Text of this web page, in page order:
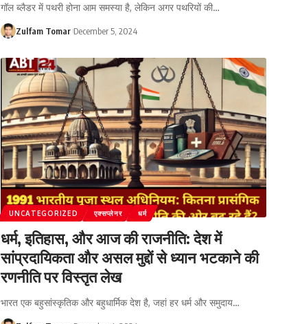
गॉल ब्लैडर में पथरी होना आम समस्या है, लेकिन अगर पथरियों की…
Zulfam Tomar December 5, 2024
UNCATEGORIZED एक्सप्लेनर धर्म
धर्म, इतिहास, और आज की राजनीति: देश में
सांप्रदायिकता और असल मुद्दों से ध्यान भटकाने की
रणनीति पर विस्तृत लेख
भारत एक बहुसांस्कृतिक और बहुधार्मिक देश है, जहां हर धर्म और समुदाय…